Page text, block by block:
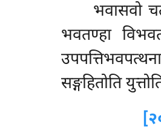
भवासवो
भवतण्हा
सङ्गहितोति